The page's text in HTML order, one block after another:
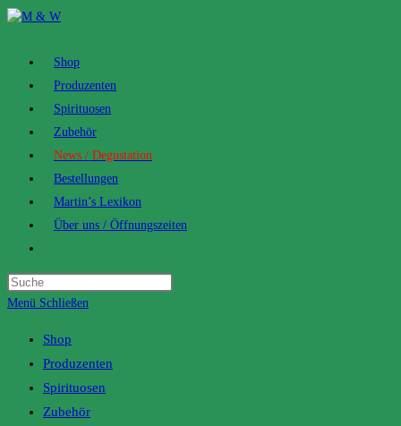
Zum
Shop
Produzenten
Spirituosen
Zubehör
News / Degustation
Bestellungen
Martin’s Lexikon
Über uns / Öffnungszeiten
website
search
Menü Schließen
Shop
Produzenten
Spirituosen
Zubehör